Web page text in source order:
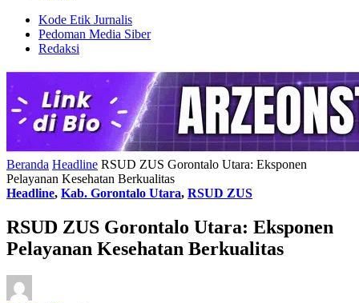
Kode Etik Jurnalis
Pedoman Media Siber
Redaksi
Beranda Headline RSUD ZUS Gorontalo Utara: Eksponen
Pelayanan Kesehatan Berkualitas
Headline, Kab. Gorontalo Utara, RSUD ZUS
RSUD ZUS Gorontalo Utara: Eksponen
Pelayanan Kesehatan Berkualitas